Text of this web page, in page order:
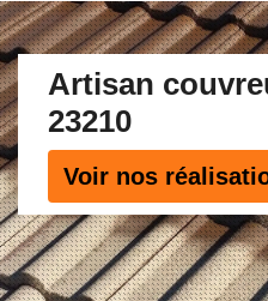
Artisan
23210
Voir nos